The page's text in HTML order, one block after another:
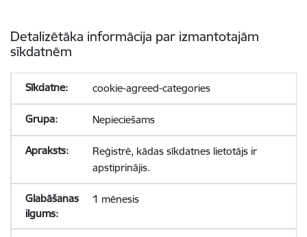
Detalizētāka informācija par izmantotajām
sīkdatnēm
cookie-agreed-categories
Nepieciešams
Reģistrē, kādas sīkdatnes lietotājs ir
apstiprinājis.
1 mēnesis